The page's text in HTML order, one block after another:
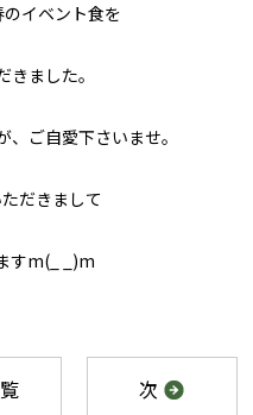
イベント食を
きました。
ご自愛下さいませ。
だきまして
すm(_ _)m
次